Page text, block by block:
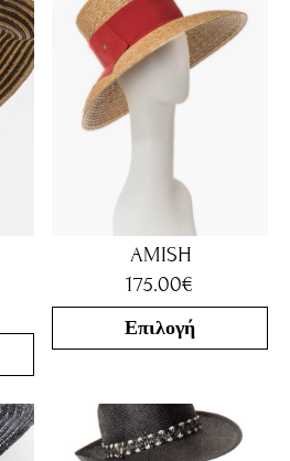
AMISH
175.00€
Επιλογή